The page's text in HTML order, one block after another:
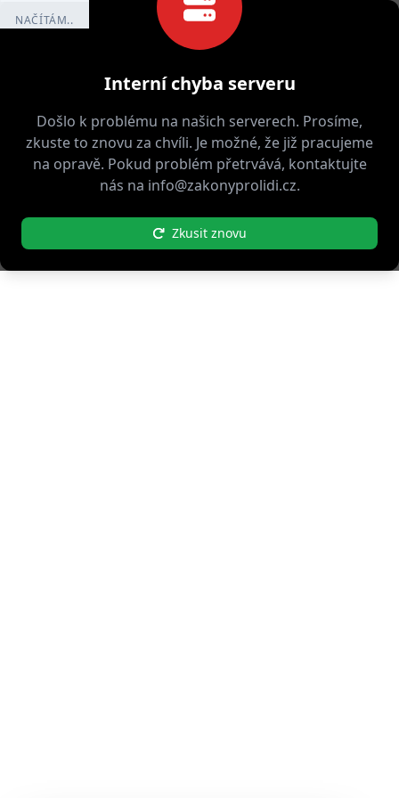
Interní chyba serveru
Došlo k problému na našich serverech. Prosíme,
zkuste to znovu za chvíli. Je možné, že již pracujeme
na opravě. Pokud problém přetrvává, kontaktujte
nás na info@zakonyprolidi.cz.
Zkusit znovu
NAČÍTÁM..